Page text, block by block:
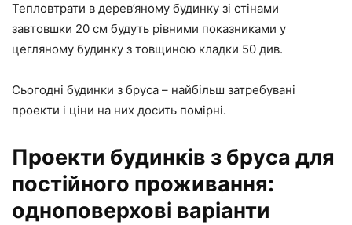
Тепловтрати в дерев’яному будинку зі стінами
завтовшки 20 см будуть рівними показниками у
цегляному будинку з товщиною кладки 50 див.
Сьогодні будинки з бруса – найбільш затребувані
проекти і ціни на них досить помірні.
Проекти будинків з бруса для
постійного проживання:
одноповерхові варіанти